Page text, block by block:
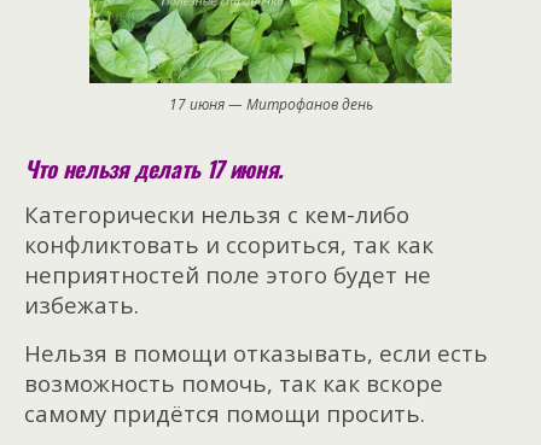
17 июня — Митрофанов день
Что нельзя делать 17 июня.
Категорически нельзя с кем-либо
конфликтовать и ссориться, так как
неприятностей поле этого будет не
избежать.
Нельзя в помощи отказывать, если есть
возможность помочь, так как вскоре
самому придётся помощи просить.